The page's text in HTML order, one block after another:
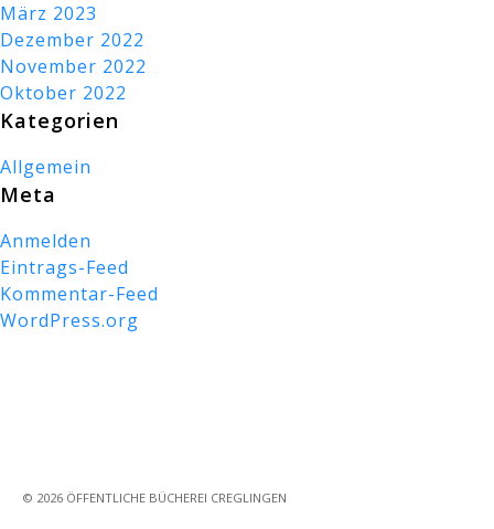
März 2023
Dezember 2022
November 2022
Oktober 2022
Kategorien
Allgemein
Meta
Anmelden
Eintrags-Feed
Kommentar-Feed
WordPress.org
© 2026 ÖFFENTLICHE BÜCHEREI CREGLINGEN